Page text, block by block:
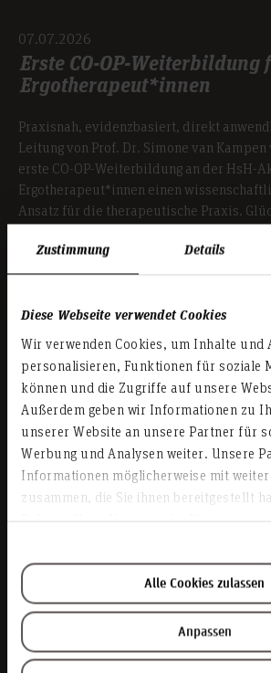
Zustimmung Details
Diese Webseite verwendet Cookies
Wir verwenden Cookies, um Inhalte und
personalisieren, Funktionen für soziale
können und die Zugriffe auf unsere
Außerdem geben wir Informationen zu
unserer Website an unsere Partner für
Werbung und Analysen weiter. Unsere
Informationen möglicherweise mit
zusammen, die Sie ihnen bereitgestellt
Alle Cookies zulassen
Anpassen
07.07.2026
Erste CO-OP-Weiterbildung
Ergotherapeut*innen
Praxisnah, evidenzbasiert, direkt
Leitung von Prof. Dr. Simone van
erste CO-OP-Weiterbildung an der HsH-
Ergotherapeut*innen einen
Ansatz für die therapeutische Praxis.
07.07.2026
Maik von Fischer mit
ausgezeichnet
Gute Lehre ist der Schlüssel zu
wird und Teilnehmende darauf
die Herausforderungen nicht nur zu
mitzugestalten.